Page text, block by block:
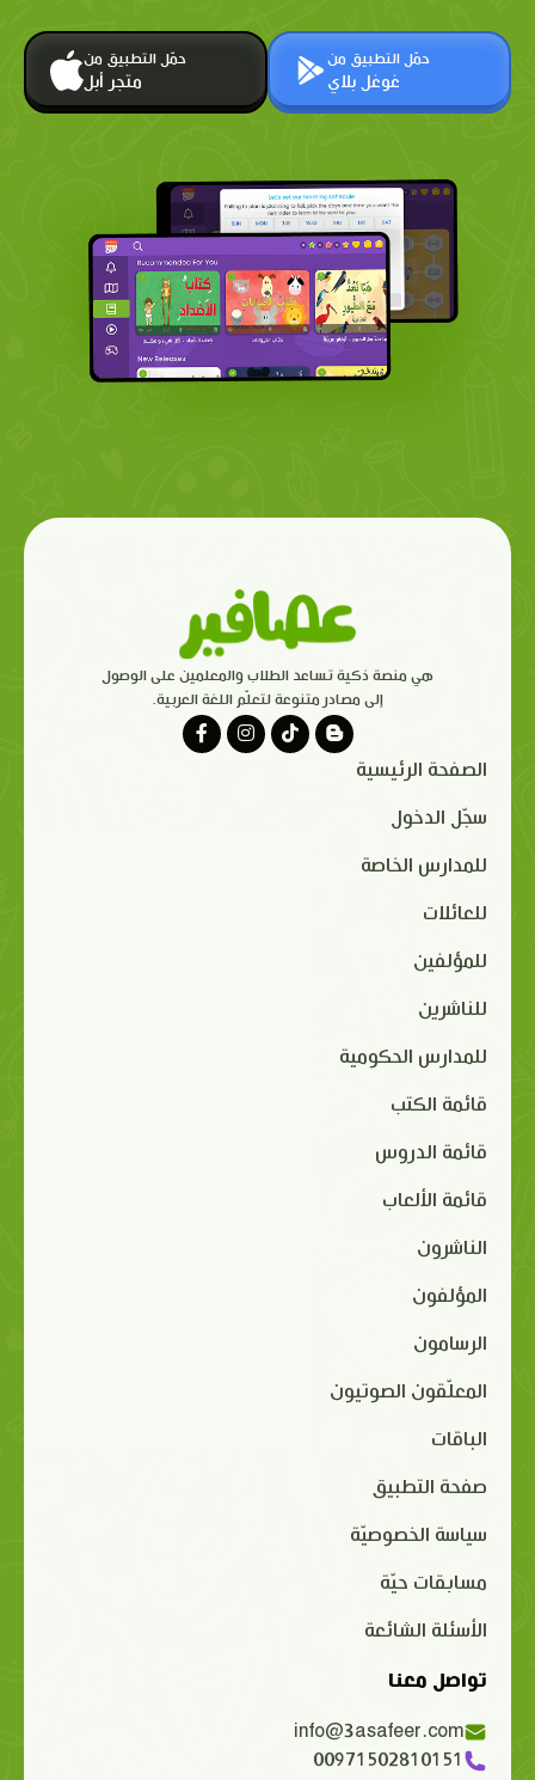
حمّل التطبيق من
متجر أبل
حمّل التطبيق من
غوغل بلاي
هي منصة ذكية تساعد الطلاب والمعلمين على الوصول
إلى مصادر متنوعة لتعلّم اللغة العربية.
الصفحة الرئيسية
سجّل الدخول
للمدارس الخاصة
للعائلات
للمؤلفين
للناشرين
للمدارس الحكومية
قائمة الكتب
قائمة الدروس
قائمة الألعاب
الناشرون
المؤلفون
الرسامون
المعلّقون الصوتيون
الباقات
صفحة التطبيق
سياسة الخصوصيّة
مسابقات حيّة
الأسئلة الشائعة
تواصل معنا
info@3asafeer.com
00971502810151